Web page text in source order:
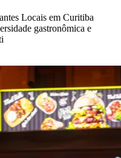
Locais em Curitiba
gastronômica e